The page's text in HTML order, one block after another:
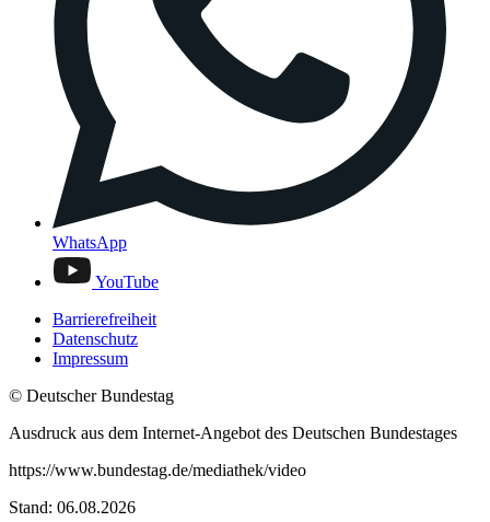
WhatsApp
YouTube
Barrierefreiheit
Datenschutz
Impressum
© Deutscher Bundestag
Ausdruck aus dem Internet-Angebot des Deutschen Bundestages
https://www.bundestag.de/mediathek/video
Stand: 06.08.2026